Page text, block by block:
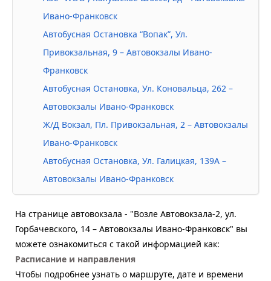
Ивано-Франковск
Автобусная Остановка “Вопак”, Ул.
Привокзальная, 9 – Автовокзалы Ивано-
Франковск
Автобусная Остановка, Ул. Коновальца, 262 –
Автовокзалы Ивано-Франковск
Ж/Д Вокзал, Пл. Привокзальная, 2 – Автовокзалы
Ивано-Франковск
Автобусная Остановка, Ул. Галицкая, 139А –
Автовокзалы Ивано-Франковск
На странице автовокзала - "Возле Автовокзала-2, ул.
Горбачевского, 14 – Автовокзалы Ивано-Франковск" вы
можете ознакомиться с такой информацией как:
Расписание и направления
Чтобы подробнее узнать о маршруте, дате и времени